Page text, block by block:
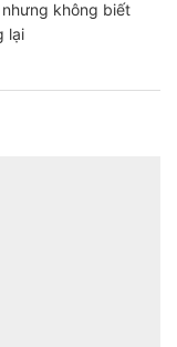
không biết
lại